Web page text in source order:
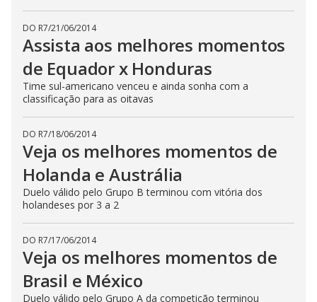
DO R7/21/06/2014
Assista aos melhores momentos
de Equador x Honduras
Time sul-americano venceu e ainda sonha com a
classificação para as oitavas
DO R7/18/06/2014
Veja os melhores momentos de
Holanda e Austrália
Duelo válido pelo Grupo B terminou com vitória dos
holandeses por 3 a 2
DO R7/17/06/2014
Veja os melhores momentos de
Brasil e México
Duelo válido pelo Grupo A da competição terminou